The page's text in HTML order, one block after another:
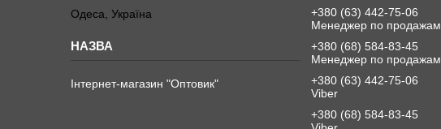
Одеса, Україна
Інтернет-магазин "Оптовик"
+380 (63) 442-75-06
Менеджер по продажам
+380 (68) 584-83-45
Менеджер по продажам
+380 (63) 442-75-06
Viber
+380 (68) 584-83-45